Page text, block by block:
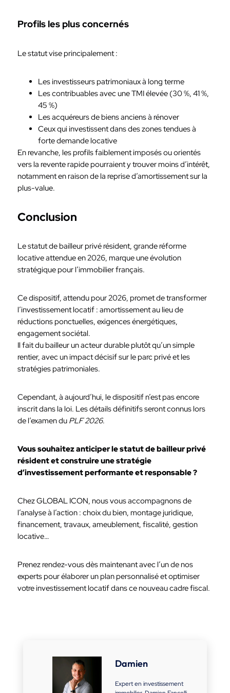
Profils les plus concernés
Le statut vise principalement :
Les investisseurs patrimoniaux à long terme
Les contribuables avec une TMI élevée (30 %, 41 %,
45 %)
Les acquéreurs de biens anciens à rénover
Ceux qui investissent dans des zones tendues à
forte demande locative
En revanche, les profils faiblement imposés ou orientés
vers la revente rapide pourraient y trouver moins d’intérêt,
notamment en raison de la reprise d’amortissement sur la
plus-value.
Conclusion
Le statut de bailleur privé résident, grande réforme
locative attendue en 2026, marque une évolution
stratégique pour l’immobilier français.
Ce dispositif, attendu pour 2026, promet de transformer
l’investissement locatif : amortissement au lieu de
réductions ponctuelles, exigences énergétiques,
engagement sociétal.
Il fait du bailleur un acteur durable plutôt qu’un simple
rentier, avec un impact décisif sur le parc privé et les
stratégies patrimoniales.
Cependant, à aujourd’hui, le dispositif n’est pas encore
inscrit dans la loi. Les détails définitifs seront connus lors
de l’examen du PLF 2026.
Vous souhaitez anticiper le statut de bailleur privé
résident et construire une stratégie
d’investissement performante et responsable ?
Chez GLOBAL ICON, nous vous accompagnons de
l’analyse à l’action : choix du bien, montage juridique,
financement, travaux, ameublement, fiscalité, gestion
locative…
Prenez rendez-vous dès maintenant avec l’un de nos
experts pour élaborer un plan personnalisé et optimiser
votre investissement locatif dans ce nouveau cadre fiscal.
Damien
Expert en investissement